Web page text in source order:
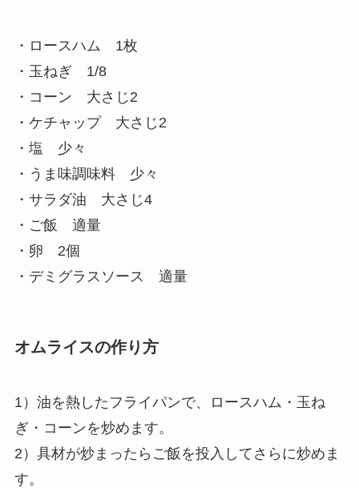
・ロースハム 1枚
・玉ねぎ 1/8
・コーン 大さじ2
・ケチャップ 大さじ2
・塩 少々
・うま味調味料 少々
・サラダ油 大さじ4
・ご飯 適量
・卵 2個
・デミグラスソース 適量
オムライスの作り方
1）油を熱したフライパンで、ロースハム・玉ね
ぎ・コーンを炒めます。
2）具材が炒まったらご飯を投入してさらに炒めま
す。